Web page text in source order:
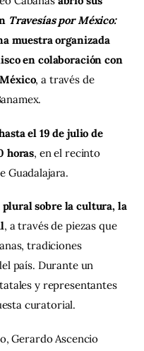
Travesías por México:
muestra organizada
en colaboración con
, a través de
el 19 de julio de
horas, en el recinto
Guadalajara.
sobre la cultura, la
, a través de piezas que
tradiciones
país. Durante un
y representantes
curatorial.
Gerardo Ascencio